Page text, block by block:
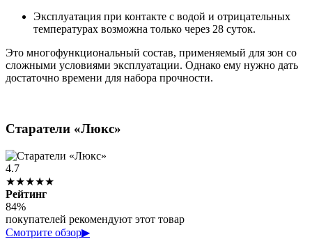
Эксплуатация при контакте с водой и отрицательных
температурах возможна только через 28 суток.
Это многофункциональный состав, применяемый для зон со
сложными условиями эксплуатации. Однако ему нужно дать
достаточно времени для набора прочности.
Старатели «Люкс»
4.7
★★★★★
Рейтинг
84%
покупателей рекомендуют этот товар
Смотрите обзор▶